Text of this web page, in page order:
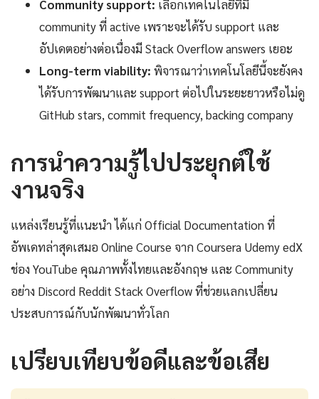
Community support: เลือกเทคโนโลยีที่มี
community ที่ active เพราะจะได้รับ support และ
อัปเดตอย่างต่อเนื่องมี Stack Overflow answers เยอะ
Long-term viability: พิจารณาว่าเทคโนโลยีนี้จะยังคง
ได้รับการพัฒนาและ support ต่อไปในระยะยาวหรือไม่ดู
GitHub stars, commit frequency, backing company
การนำความรู้ไปประยุกต์ใช้
งานจริง
แหล่งเรียนรู้ที่แนะนำ ได้แก่ Official Documentation ที่
อัพเดทล่าสุดเสมอ Online Course จาก Coursera Udemy edX
ช่อง YouTube คุณภาพทั้งไทยและอังกฤษ และ Community
อย่าง Discord Reddit Stack Overflow ที่ช่วยแลกเปลี่ยน
ประสบการณ์กับนักพัฒนาทั่วโลก
เปรียบเทียบข้อดีและข้อเสีย